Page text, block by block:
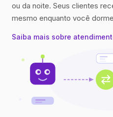
ou da noite. Seus clientes
mesmo enquanto você
Saiba mais sobre